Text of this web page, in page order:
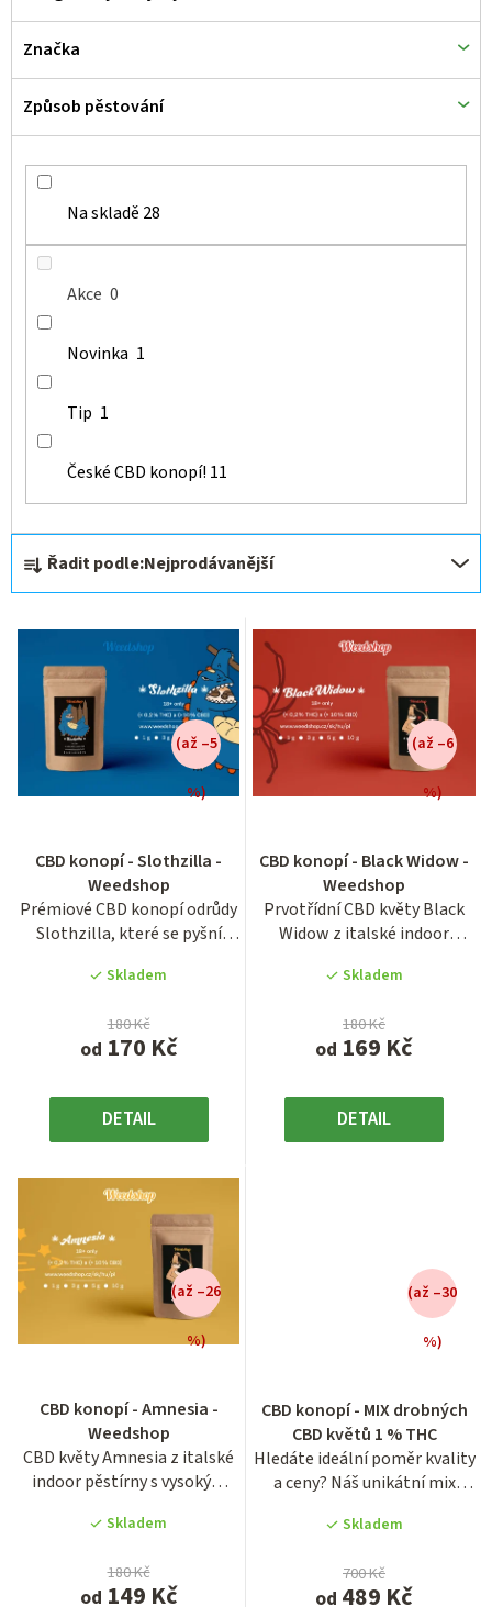
Ř
a
r
k
Řadit podle:Nejprodávanější
Na skladě 28
Akce 0
Novinka 1
Tip 1
České CBD konopí! 11
Značka
Způsob pěstování
CBD konopí - Slothzilla -
Weedshop
Prémiové CBD konopí odrůdy
Slothzilla, které se pyšní
Skladem
od 170 Kč
180 Kč
(až –5
%)
DETAIL
CBD konopí - Black Widow -
Weedshop
Prvotřídní CBD květy Black
Widow z italské indoor
Skladem
od 169 Kč
180 Kč
(až –6
%)
DETAIL
produktu
je
5,0
z
hvězdiček.
CBD konopí - Amnesia -
Weedshop
CBD květy Amnesia z italské
indoor pěstírny s vysokým
Skladem
od 149 Kč
180 Kč
(až –26
%)
CBD konopí - MIX drobných
CBD květů 1 % THC
Hledáte ideální poměr kvality
a ceny? Náš unikátní mix
Skladem
od 489 Kč
700 Kč
(až –30
%)